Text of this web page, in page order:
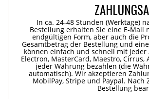
In ca. 24-48 Stunden (Werktage)
Bestellung erhalten Sie eine E-
endgültigen Form, aber auch die
Gesamtbetrag der Bestellung und
können einfach und schnell mit jeder
Electron, MasterCard, Maestro, Cirrus,
jeder Währung bezahlen (die
automatisch). Wir akzeptieren
MobilPay, Stripe und Paypal.
Bestellung